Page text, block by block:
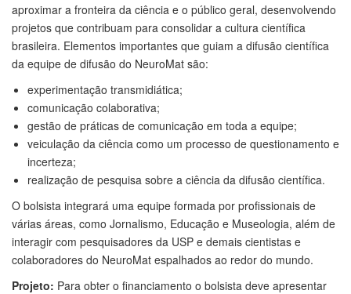
aproximar a fronteira da ciência e o público geral, desenvolvendo
projetos que contribuam para consolidar a cultura científica
brasileira. Elementos importantes que guiam a difusão científica
da equipe de difusão do NeuroMat são:
experimentação transmidiática;
comunicação colaborativa;
gestão de práticas de comunicação em toda a equipe;
veiculação da ciência como um processo de questionamento e
incerteza;
realização de pesquisa sobre a ciência da difusão científica.
O bolsista integrará uma equipe formada por profissionais de
várias áreas, como Jornalismo, Educação e Museologia, além de
interagir com pesquisadores da USP e demais cientistas e
colaboradores do NeuroMat espalhados ao redor do mundo.
Projeto: Para obter o financiamento o bolsista deve apresentar